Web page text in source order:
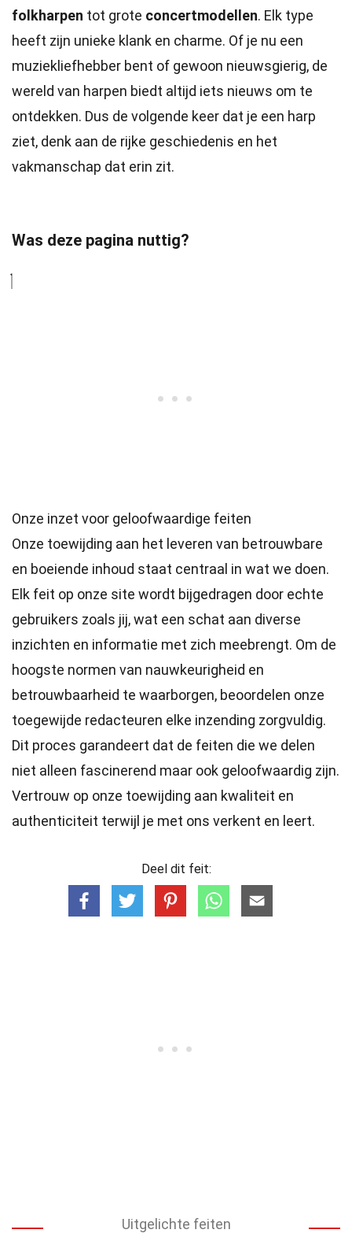
folkharpen tot grote concertmodellen. Elk type
heeft zijn unieke klank en charme. Of je nu een
muziekliefhebber bent of gewoon nieuwsgierig, de
wereld van harpen biedt altijd iets nieuws om te
ontdekken. Dus de volgende keer dat je een harp
ziet, denk aan de rijke geschiedenis en het
vakmanschap dat erin zit.
Was deze pagina nuttig?
Onze inzet voor geloofwaardige feiten
Onze toewijding aan het leveren van betrouwbare
en boeiende inhoud staat centraal in wat we doen.
Elk feit op onze site wordt bijgedragen door echte
gebruikers zoals jij, wat een schat aan diverse
inzichten en informatie met zich meebrengt. Om de
hoogste normen van nauwkeurigheid en
betrouwbaarheid te waarborgen, beoordelen onze
toegewijde redacteuren elke inzending zorgvuldig.
Dit proces garandeert dat de feiten die we delen
niet alleen fascinerend maar ook geloofwaardig zijn.
Vertrouw op onze toewijding aan kwaliteit en
authenticiteit terwijl je met ons verkent en leert.
Deel dit feit:
Uitgelichte feiten